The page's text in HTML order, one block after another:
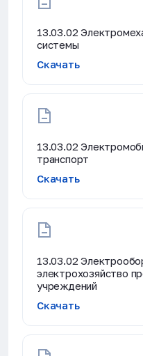
13.03.02
системы
Скачать
13.03.02
транспорт
Скачать
13.03.02
электрохозяйство
учреждений
Скачать